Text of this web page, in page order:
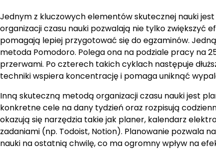
Jednym z kluczowych elementów skutecznej nauki
organizacji czasu nauki pozwalają nie tylko zwiększyć
pomagają lepiej przygotować się do egzaminów.
metoda Pomodoro. Polega ona na podziale pracy na
przerwami. Po czterech takich cyklach następuje
techniki wspiera koncentrację i pomaga uniknąć
Inną skuteczną metodą organizacji czasu nauki jest
konkretne cele na dany tydzień oraz rozpisują
okazują się narzędzia takie jak planer, kalendarz
zadaniami (np. Todoist, Notion). Planowanie pozwala
nauki na ostatnią chwilę, co ma ogromny wpływ na